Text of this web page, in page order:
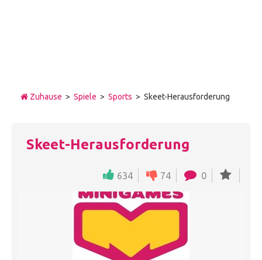
Zuhause > Spiele > Sports > Skeet-Herausforderung
Skeet-Herausforderung
634 74 0